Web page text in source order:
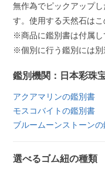
無作為でピックアップ
す。使用する天然石は
※商品に鑑別書は付属し
※個別に行う鑑別には別
鑑別機関：日本彩珠
アクアマリンの鑑別書
モスコバイトの鑑別書
ブルームーンストーン
選べるゴム紐の種類